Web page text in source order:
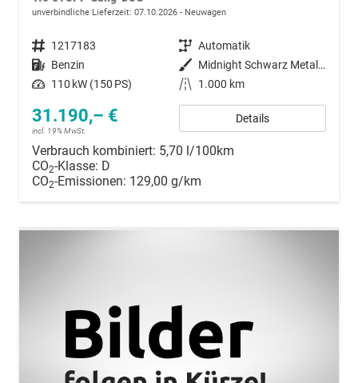
unverbindliche Lieferzeit: 07.10.2026 Neuwagen
Fahrzeugnummer 1217183 Getriebe Automatik
Kraftstoff Benzin Außenfarbe
Midnight Schwarz Metallic
Leistung 110 kW (150 PS) Kilometerstand 1.000 km
31.190,– €
incl. 19% MwSt.
Details
Verbrauch kombiniert: 5,70 l/100km
CO2-Klasse: D
CO2-Emissionen: 129,00 g/km